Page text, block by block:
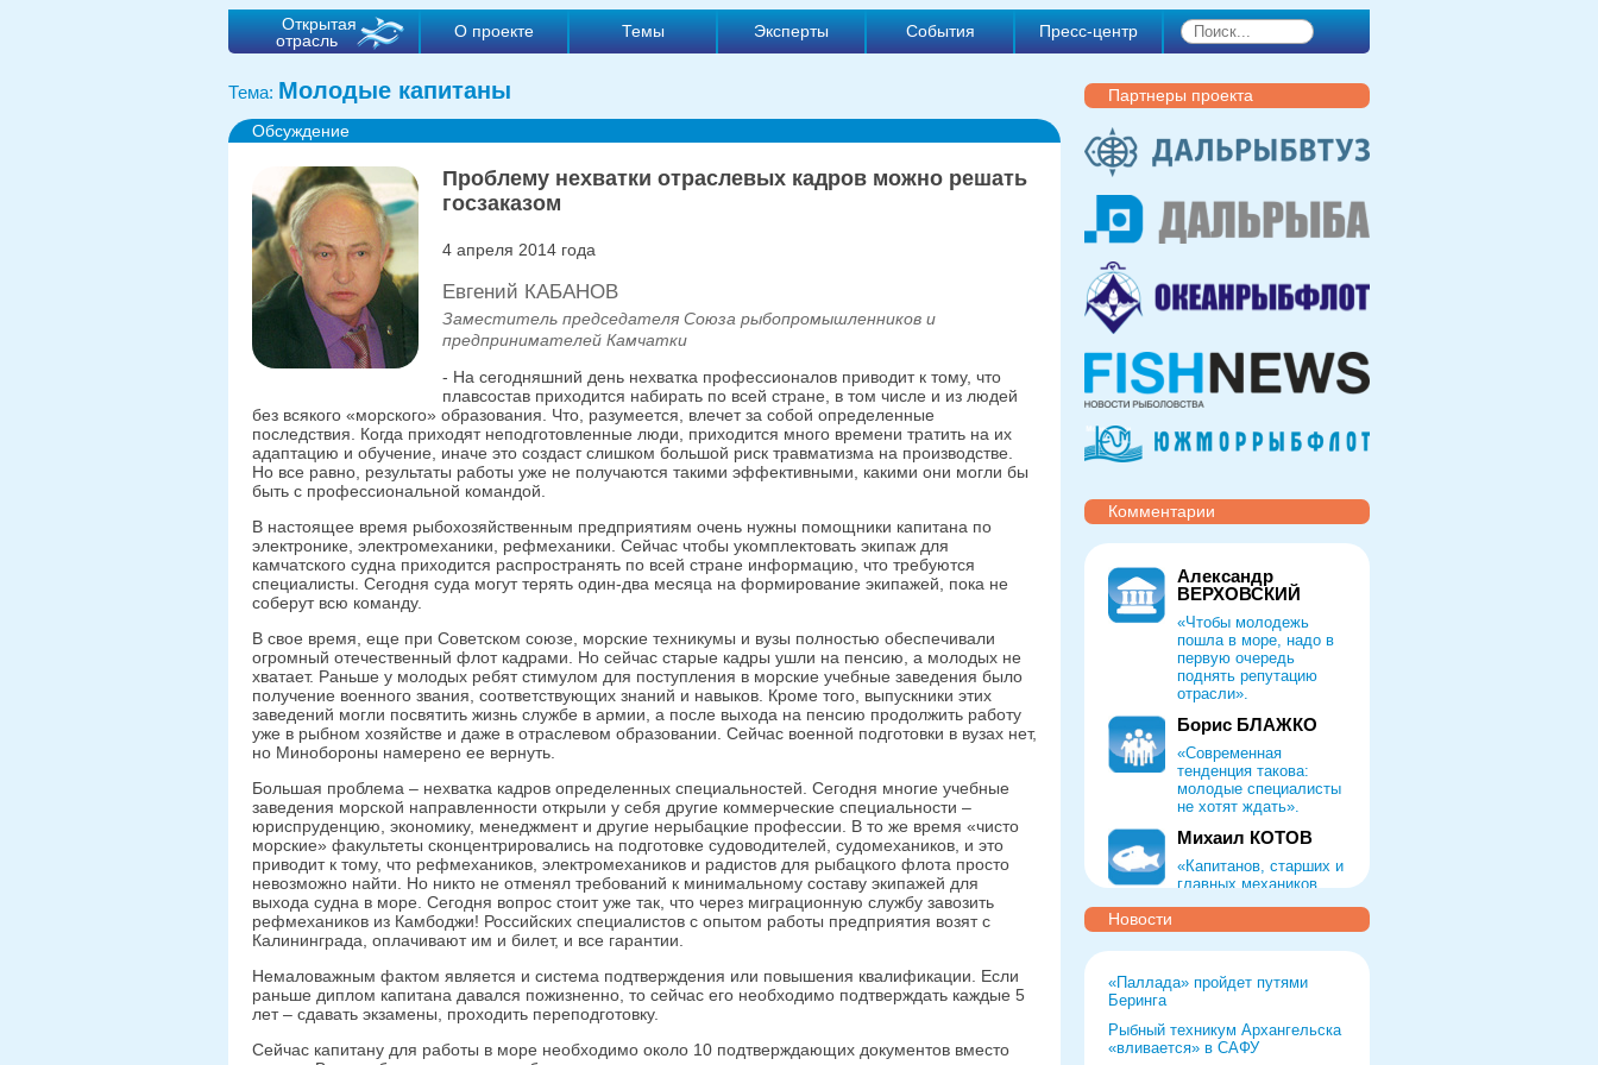
Открытая
отрасль
О проекте Темы Эксперты События Пресс-центр
Тема: Молодые капитаны
Обсуждение
Проблему нехватки отраслевых кадров можно решать
госзаказом
4 апреля 2014 года
Евгений КАБАНОВ
Заместитель председателя Союза рыбопромышленников и
предпринимателей Камчатки
- На сегодняшний день нехватка профессионалов приводит к тому, что
плавсостав приходится набирать по всей стране, в том числе и из людей
без всякого «морского» образования. Что, разумеется, влечет за собой определенные
последствия. Когда приходят неподготовленные люди, приходится много времени тратить на их
адаптацию и обучение, иначе это создаст слишком большой риск травматизма на производстве.
Но все равно, результаты работы уже не получаются такими эффективными, какими они могли бы
быть с профессиональной командой.
В настоящее время рыбохозяйственным предприятиям очень нужны помощники капитана по
электронике, электромеханики, рефмеханики. Сейчас чтобы укомплектовать экипаж для
камчатского судна приходится распространять по всей стране информацию, что требуются
специалисты. Сегодня суда могут терять один-два месяца на формирование экипажей, пока не
соберут всю команду.
В свое время, еще при Советском союзе, морские техникумы и вузы полностью обеспечивали
огромный отечественный флот кадрами. Но сейчас старые кадры ушли на пенсию, а молодых не
хватает. Раньше у молодых ребят стимулом для поступления в морские учебные заведения было
получение военного звания, соответствующих знаний и навыков. Кроме того, выпускники этих
заведений могли посвятить жизнь службе в армии, а после выхода на пенсию продолжить работу
уже в рыбном хозяйстве и даже в отраслевом образовании. Сейчас военной подготовки в вузах нет,
но Минобороны намерено ее вернуть.
Большая проблема – нехватка кадров определенных специальностей. Сегодня многие учебные
заведения морской направленности открыли у себя другие коммерческие специальности –
юриспруденцию, экономику, менеджмент и другие нерыбацкие профессии. В то же время «чисто
морские» факультеты сконцентрировались на подготовке судоводителей, судомехаников, и это
приводит к тому, что рефмехаников, электромехаников и радистов для рыбацкого флота просто
невозможно найти. Но никто не отменял требований к минимальному составу экипажей для
выхода судна в море. Сегодня вопрос стоит уже так, что через миграционную службу завозить
рефмехаников из Камбоджи! Российских специалистов с опытом работы предприятия возят с
Калининграда, оплачивают им и билет, и все гарантии.
Немаловажным фактом является и система подтверждения или повышения квалификации. Если
раньше диплом капитана давался пожизненно, то сейчас его необходимо подтверждать каждые 5
лет – сдавать экзамены, проходить переподготовку.
Сейчас капитану для работы в море необходимо около 10 подтверждающих документов вместо
Партнеры проекта
Комментарии
Александр
ВЕРХОВСКИЙ
«Чтобы молодежь
пошла в море, надо в
первую очередь
поднять репутацию
отрасли».
Борис БЛАЖКО
«Современная
тенденция такова:
молодые специалисты
не хотят ждать».
Михаил КОТОВ
«Капитанов, старших и
главных механиков,
тралмастеров мы
ищем по всей России»
Руслан ТЕЛЕНКОВ
восстанавливать
престиж профессии,
Новости
«Паллада» пройдет путями
Беринга
Рыбный техникум Архангельска
«вливается» в САФУ